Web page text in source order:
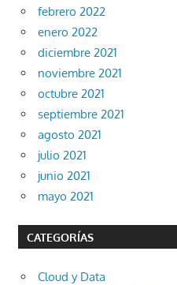
febrero 2022
enero 2022
diciembre 2021
noviembre 2021
octubre 2021
septiembre 2021
agosto 2021
julio 2021
junio 2021
mayo 2021
CATEGORÍAS
Cloud y Data